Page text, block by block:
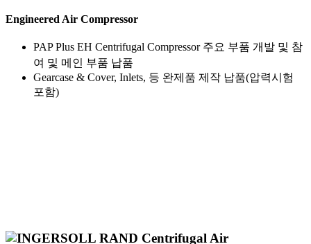
Engineered Air Compressor
PAP Plus EH Centrifugal Compressor 주요 부품 개발 및 참
여 및 메인 부품 납품
Gearcase & Cover, Inlets, 등 완제품 제작 납품(압력시험
포함)